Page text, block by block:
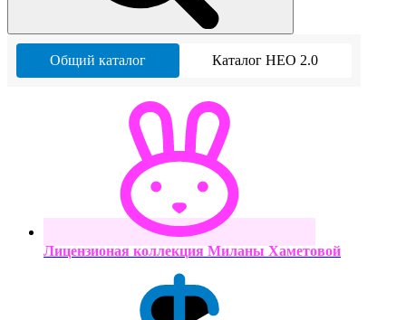
Общий каталог Каталог НЕО 2.0
Лицензионая коллекция Миланы Хаметовой